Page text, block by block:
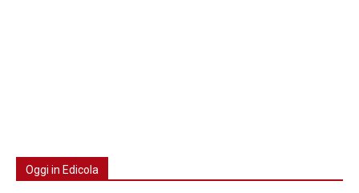
Oggi in Edicola